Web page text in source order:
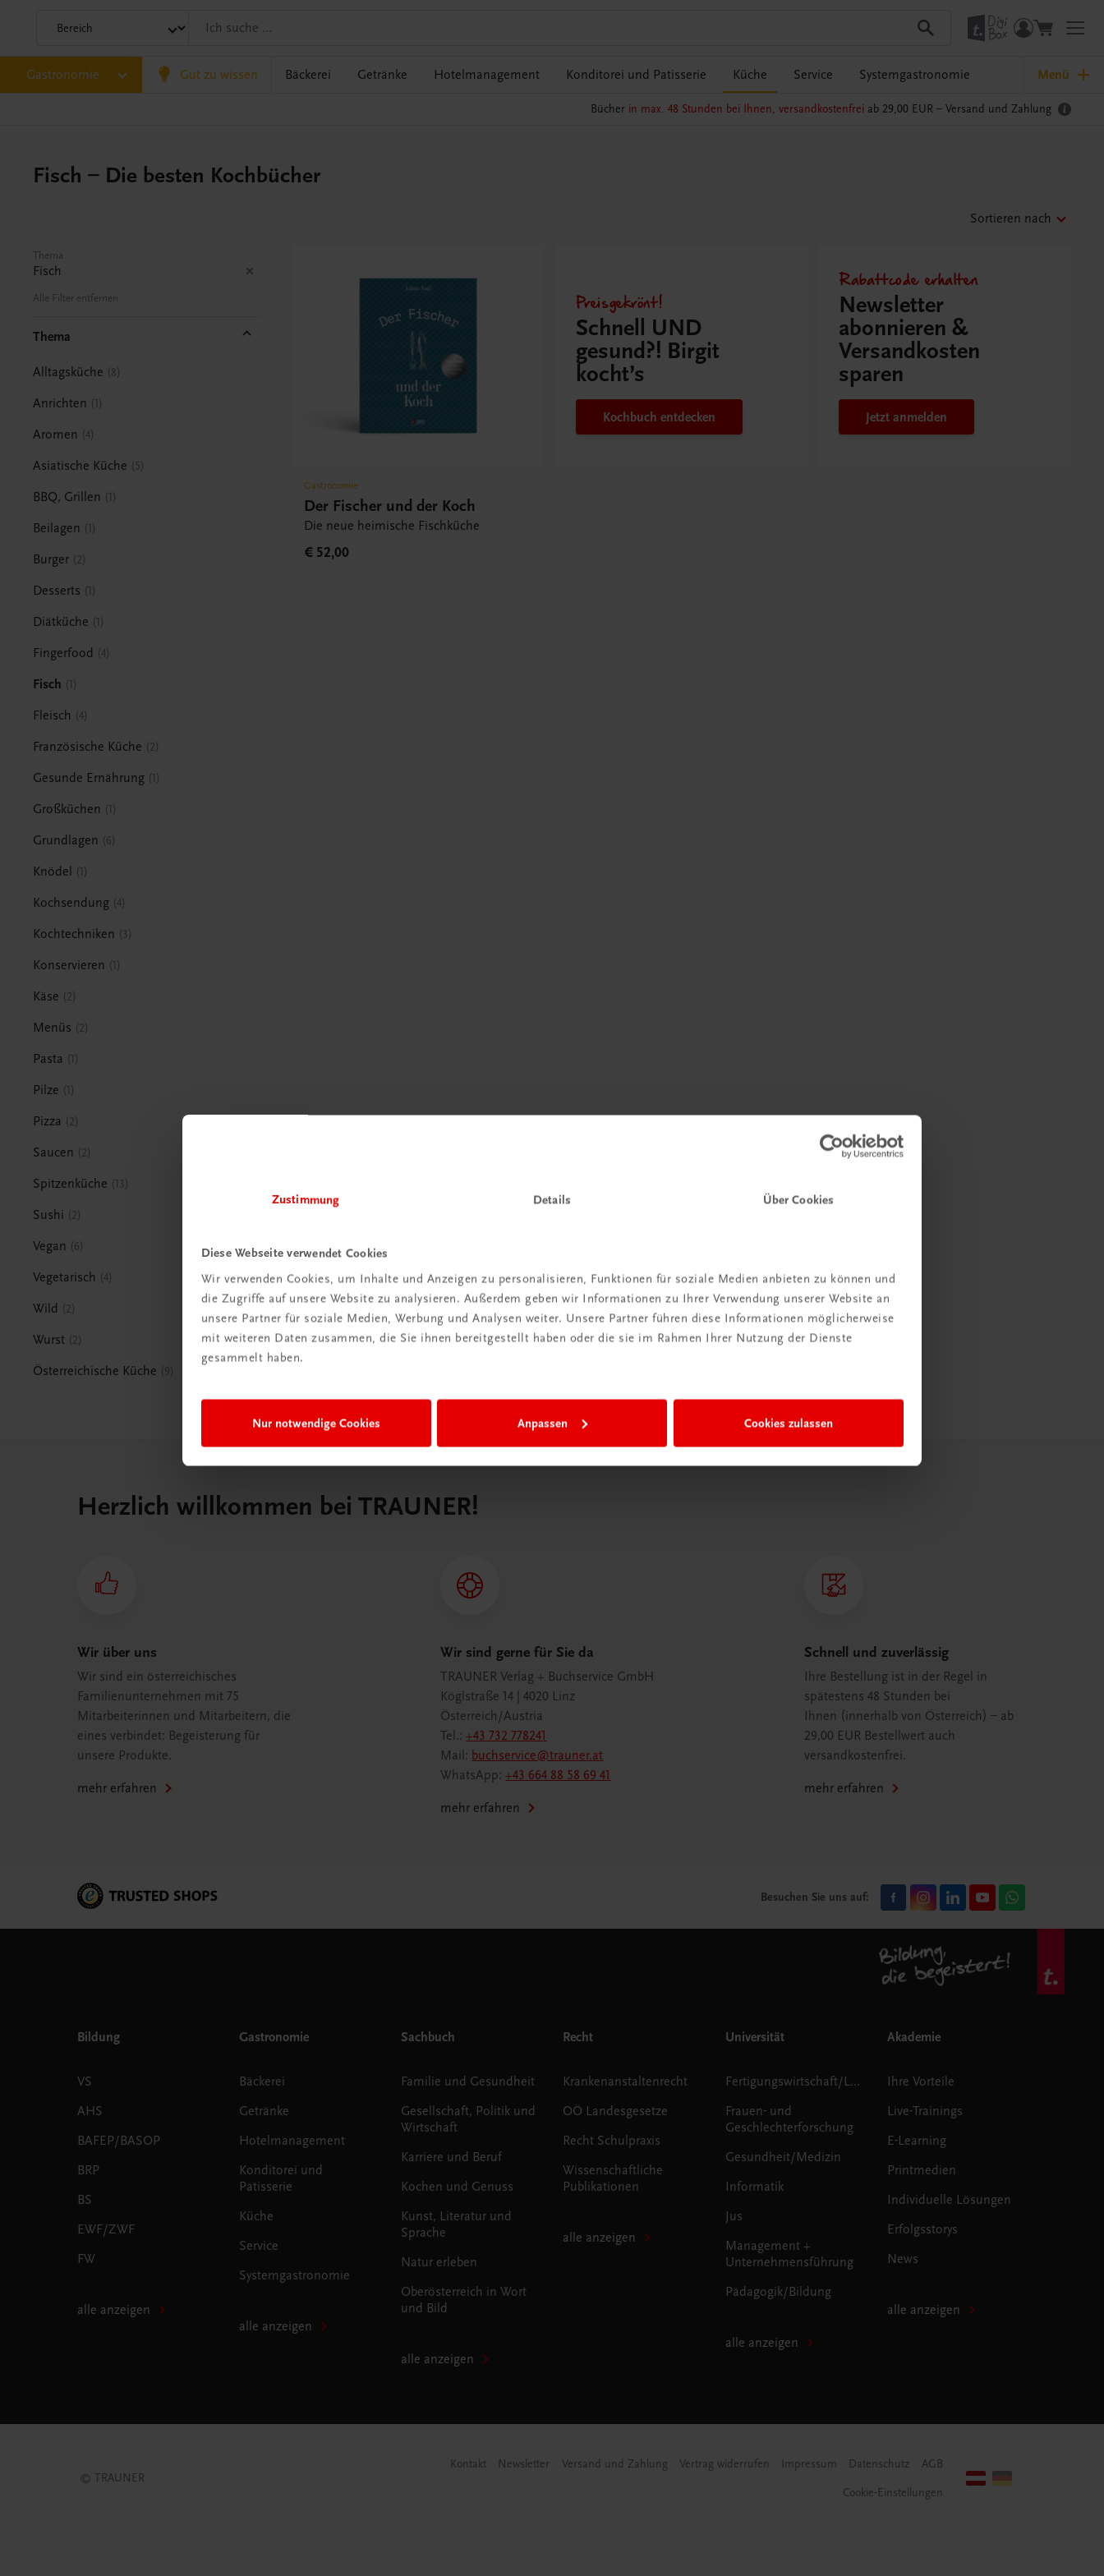
Zustimmung Details Über Cookies
Diese Webseite verwendet Cookies
Wir verwenden Cookies, um Inhalte und Anzeigen zu personalisieren, Funktionen für soziale Medien anbieten zu können und
die Zugriffe auf unsere Website zu analysieren. Außerdem geben wir Informationen zu Ihrer Verwendung unserer Website an
unsere Partner für soziale Medien, Werbung und Analysen weiter. Unsere Partner führen diese Informationen möglicherweise
mit weiteren Daten zusammen, die Sie ihnen bereitgestellt haben oder die sie im Rahmen Ihrer Nutzung der Dienste
gesammelt haben.
Nur notwendige Cookies Anpassen Cookies zulassen
Gastronomie Gut zu wissen Bäckerei Getränke Hotelmanagement Konditorei und Patisserie Küche Service Systemgastronomie Menü
Bücher in max. 48 Stunden bei Ihnen, versandkostenfrei ab 29,00 EUR – Versand und Zahlung
Fisch – Die besten Kochbücher
Sortieren nach
Thema
Fisch
Alle Filter entfernen
Thema
Alltagsküche 8
Anrichten 1
Aromen 4
Asiatische Küche 5
BBQ, Grillen 1
Beilagen 1
Burger 2
Desserts 1
Diätküche 1
Fingerfood 4
Fisch 1
Fleisch 4
Französische Küche 2
Gesunde Ernährung 1
Großküchen 1
Grundlagen 6
Knödel 1
Kochsendung 4
Kochtechniken 3
Konservieren 1
Käse 2
Menüs 2
Pasta 1
Pilze 1
Pizza 2
Saucen 2
Spitzenküche 13
Sushi 2
Vegan 6
Vegetarisch 4
Wild 2
Wurst 2
Österreichische Küche 9
Gastronomie
Der Fischer und der Koch
Die neue heimische Fischküche
€ 52,00
Preisgekrönt!
Schnell UND
gesund?! Birgit
kocht’s
Kochbuch entdecken
Rabattcode erhalten
Newsletter
abonnieren &
Versandkosten
sparen
Jetzt anmelden
Herzlich willkommen bei TRAUNER!
Wir über uns
Wir sind ein österreichisches
Familienunternehmen mit 75
Mitarbeiterinnen und Mitarbeitern, die
eines verbindet: Begeisterung für
unsere Produkte.
mehr erfahren
Wir sind gerne für Sie da
TRAUNER Verlag + Buchservice GmbH
Köglstraße 14 | 4020 Linz
Österreich/Austria
Tel.:+43 732 778241
Mail: buchservice@trauner.at
WhatsApp:+43 664 88 58 69 41
mehr erfahren
Schnell und zuverlässig
Ihre Bestellung ist in der Regel in
spätestens 48 Stunden bei
Ihnen (innerhalb von Österreich) – ab
29,00 EUR Bestellwert auch
versandkostenfrei.
mehr erfahren
Besuchen Sie uns auf:
Bildung
VS
AHS
BAFEP/BASOP
BRP
BS
EWF/ZWF
FW
alle anzeigen
Gastronomie
Bäckerei
Getränke
Hotelmanagement
Konditorei und
Patisserie
Küche
Service
Systemgastronomie
alle anzeigen
Sachbuch
Familie und Gesundheit
Gesellschaft, Politik und
Wirtschaft
Karriere und Beruf
Kochen und Genuss
Kunst, Literatur und
Sprache
Natur erleben
Oberösterreich in Wort
und Bild
alle anzeigen
Recht
Krankenanstaltenrecht
OÖ Landesgesetze
Recht Schulpraxis
Wissenschaftliche
Publikationen
alle anzeigen
Universität
Fertigungswirtschaft/Logistik
Frauen- und
Geschlechterforschung
Gesundheit/Medizin
Informatik
Jus
Management +
Unternehmensführung
Pädagogik/Bildung
alle anzeigen
Akademie
Ihre Vorteile
Live-Trainings
E-Learning
Printmedien
Individuelle Lösungen
Erfolgsstorys
News
alle anzeigen
© TRAUNER
Kontakt Newsletter Versand und Zahlung Vertrag widerrufen Impressum Datenschutz AGB
Cookie-Einstellungen